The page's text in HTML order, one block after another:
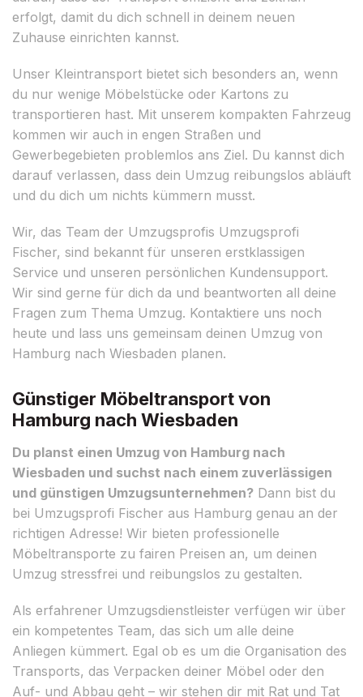
erfolgt, damit du dich schnell in deinem neuen
Zuhause einrichten kannst.
Unser Kleintransport bietet sich besonders an, wenn
du nur wenige Möbelstücke oder Kartons zu
transportieren hast. Mit unserem kompakten Fahrzeug
kommen wir auch in engen Straßen und
Gewerbegebieten problemlos ans Ziel. Du kannst dich
darauf verlassen, dass dein Umzug reibungslos abläuft
und du dich um nichts kümmern musst.
Wir, das Team der Umzugsprofis Umzugsprofi
Fischer, sind bekannt für unseren erstklassigen
Service und unseren persönlichen Kundensupport.
Wir sind gerne für dich da und beantworten all deine
Fragen zum Thema Umzug. Kontaktiere uns noch
heute und lass uns gemeinsam deinen Umzug von
Hamburg nach Wiesbaden planen.
Günstiger Möbeltransport von
Hamburg nach Wiesbaden
Du planst einen Umzug von Hamburg nach
Wiesbaden und suchst nach einem zuverlässigen
und günstigen Umzugsunternehmen? Dann bist du
bei Umzugsprofi Fischer aus Hamburg genau an der
richtigen Adresse! Wir bieten professionelle
Möbeltransporte zu fairen Preisen an, um deinen
Umzug stressfrei und reibungslos zu gestalten.
Als erfahrener Umzugsdienstleister verfügen wir über
ein kompetentes Team, das sich um alle deine
Anliegen kümmert. Egal ob es um die Organisation des
Transports, das Verpacken deiner Möbel oder den
Auf- und Abbau geht – wir stehen dir mit Rat und Tat